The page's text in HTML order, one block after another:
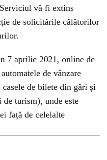
vă fi extins
de solicitările călătorilor
7 aprilie 2021, online de
de vânzare
de bilete din gări și
turism), unde este
față de celelalte